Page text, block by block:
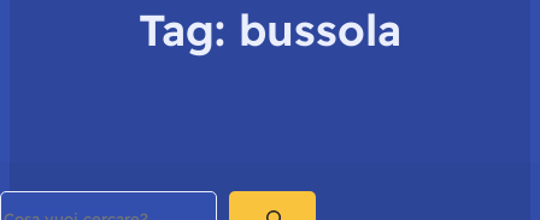
Tag: bussola